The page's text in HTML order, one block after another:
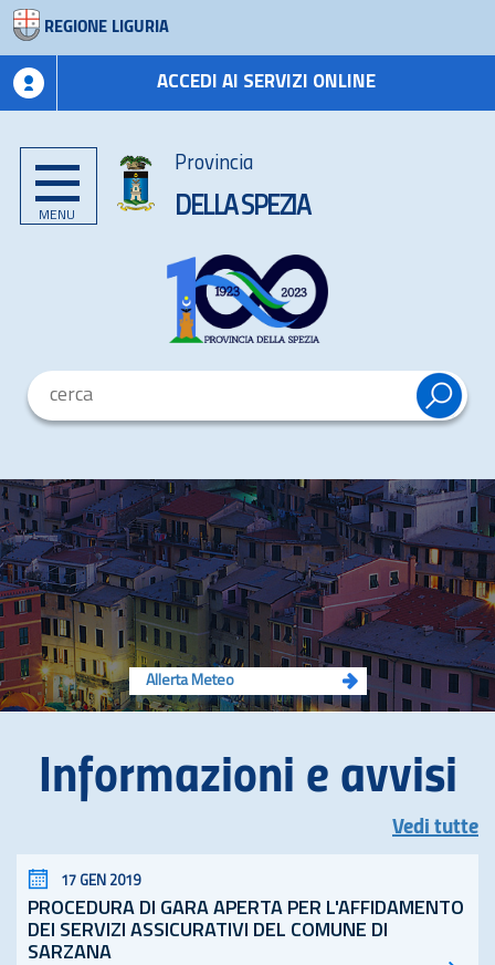
REGIONE LIGURIA
ACCEDI AI SERVIZI ONLINE
MENU
Provincia
DELLA SPEZIA
Allerta Meteo
Informazioni e avvisi
Vedi tutte
17 GEN 2019
PROCEDURA DI GARA APERTA PER L'AFFIDAMENTO
DEI SERVIZI ASSICURATIVI DEL COMUNE DI
SARZANA